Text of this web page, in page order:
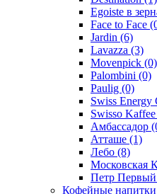
Egoiste в
Face to Face
Jardin (6)
Lavazza (3)
Movenpick (0)
Palombini (0)
Paulig (0)
Swiss Energy
Swisso Kaffee
Амбассадор
Атташе (1)
Лебо (8)
Московская
Петр Первый
Кофейные напитки